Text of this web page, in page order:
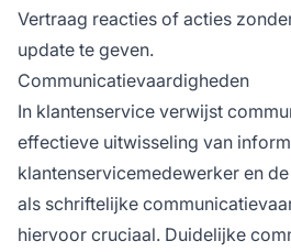
Vertraag reacties of acties
update te geven.
Communicatievaardigheden
In klantenservice verwijst
effectieve uitwisseling van
klantenservicemedewerker en
als schriftelijke
hiervoor cruciaal. Duidelijke